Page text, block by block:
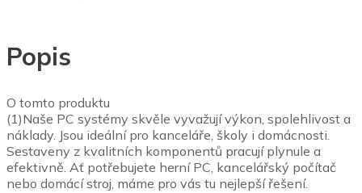
Popis
O tomto produktu
(1)Naše PC systémy skvěle vyvažují výkon, spolehlivost a
náklady. Jsou ideální pro kanceláře, školy i domácnosti.
Sestaveny z kvalitních komponentů pracují plynule a
efektivně. Ať potřebujete herní PC, kancelářský počítač
nebo domácí stroj, máme pro vás tu nejlepší řešení.